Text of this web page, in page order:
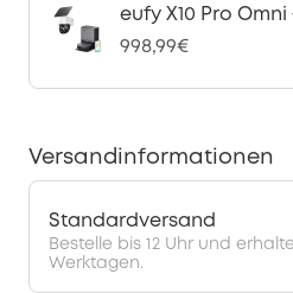
eufy X10 Pro
998,99€
Versandinformationen
Standardversand
Bestelle bis 12 Uhr und
Werktagen.